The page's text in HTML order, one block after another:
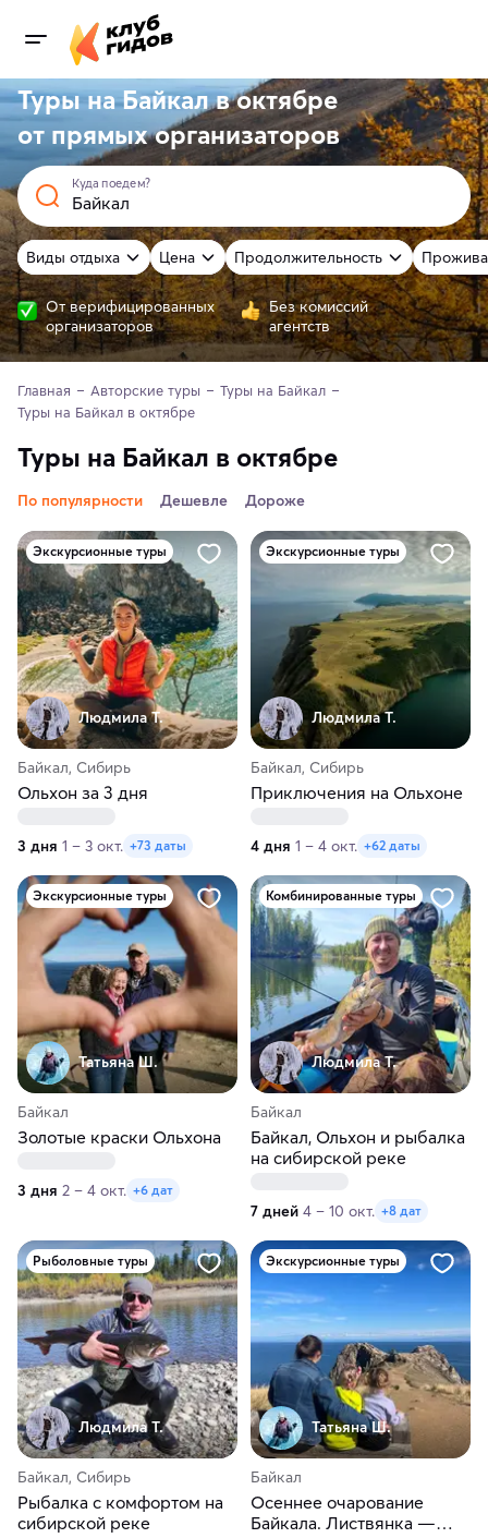
Туры на Байкал в октябре
от прямыхорганизаторов
Куда поедем?
Виды отдыха Цена Продолжительность
От верифицированных
организаторов
Без комиссий
агентств
Главная Авторские туры
Туры на Байкал
Туры на Байкал в октябре
Туры на Байкал в октябре
По популярности Дешевле Дороже
Экскурсионные туры
Людмила Т.
Байкал, Сибирь
Ольхон за 3 дня
3 дня 1 – 3 окт. +73 даты
Экскурсионные туры
Людмила Т.
Байкал, Сибирь
Приключения на Ольхоне
4 дня 1 – 4 окт. +62 даты
Экскурсионные туры
Татьяна Ш.
Байкал
Золотые краски Ольхона
3 дня 2 – 4 окт. +6 дат
Комбинированные туры
Людмила Т.
Байкал
Байкал, Ольхон и рыбалка
на сибирской реке
7 дней 4 – 10 окт. +8 дат
Рыболовные туры
Людмила Т.
Байкал, Сибирь
Рыбалка с комфортом на
сибирской реке
Экскурсионные туры
Татьяна Ш.
Байкал
Осеннее очарование
Байкала. Листвянка —